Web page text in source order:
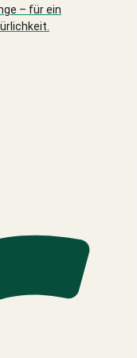
– für ein